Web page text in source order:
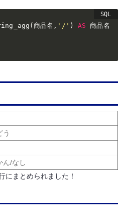
(商品名 , '/' ) AS
う
ん/なし
にまとめられました！